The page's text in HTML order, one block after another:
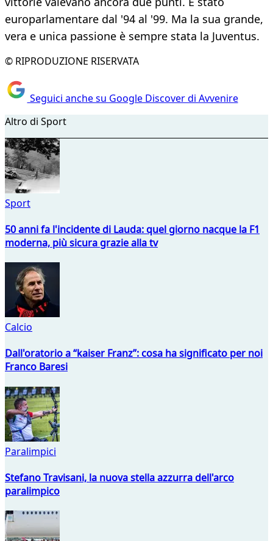
europarlamentare dal '94 al '99. Ma la sua grande,
vera e unica passione è sempre stata la Juventus.
© RIPRODUZIONE RISERVATA
Seguici anche su Google Discover di Avvenire
Altro di Sport
Sport
50 anni fa l'incidente di Lauda: quel giorno nacque la F1
moderna, più sicura grazie alla tv
Calcio
Dall'oratorio a “kaiser Franz”: cosa ha significato per noi
Franco Baresi
Paralimpici
Stefano Travisani, la nuova stella azzurra dell'arco
paralimpico